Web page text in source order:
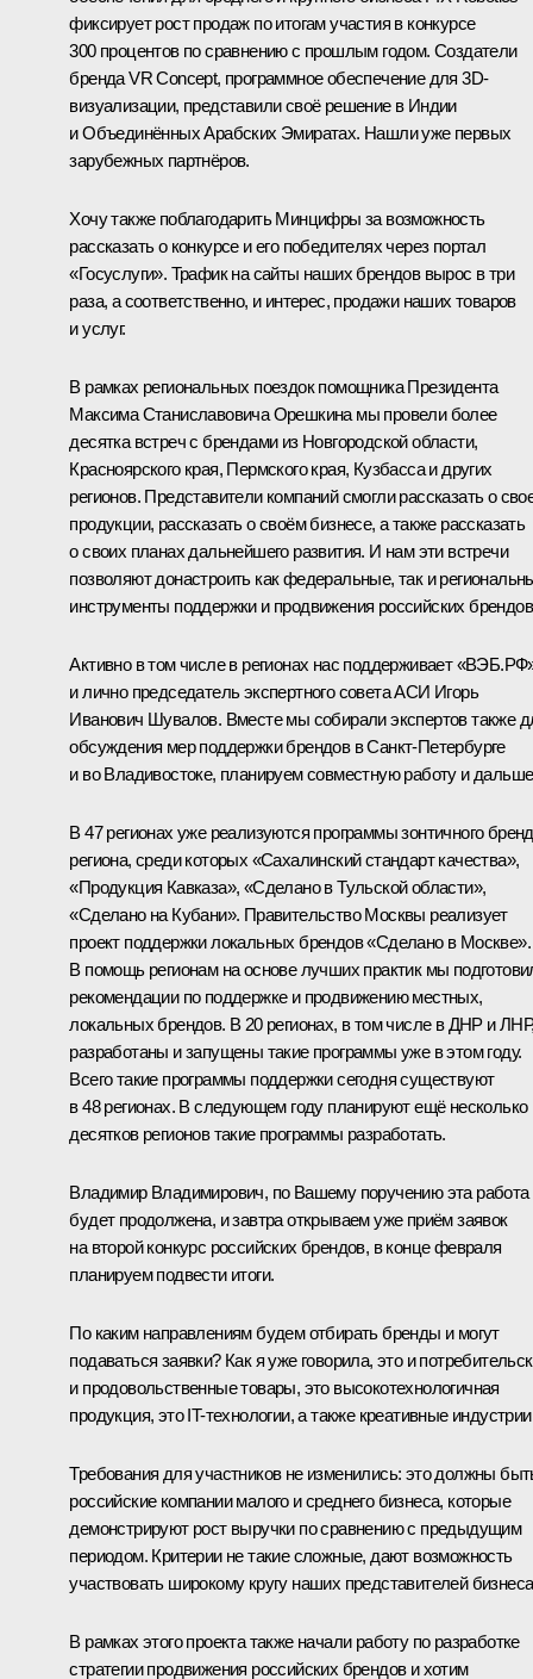
фиксирует рост продаж по итогам участия в конкурсе
300 процентов по сравнению с прошлым годом. Создатели
бренда VR Concept, программное обеспечение для 3D-
визуализации, представили своё решение в Индии
и Объединённых Арабских Эмиратах. Нашли уже первых
зарубежных партнёров.
Хочу также поблагодарить Минцифры за возможность
рассказать о конкурсе и его победителях через портал
«Госуслуги». Трафик на сайты наших брендов вырос в три
раза, а соответственно, и интерес, продажи наших товаров
и услуг.
В рамках региональных поездок помощника Президента
Максима Станиславовича Орешкина мы провели более
десятка встреч с брендами из Новгородской области,
Красноярского края, Пермского края, Кузбасса и других
регионов. Представители компаний смогли рассказать о
продукции, рассказать о своём бизнесе, а также рассказать
о своих планах дальнейшего развития. И нам эти встречи
позволяют донастроить как федеральные, так и
инструменты поддержки и продвижения российских
Активно в том числе в регионах нас поддерживает
и лично председатель экспертного совета АСИ Игорь
Иванович Шувалов. Вместе мы собирали экспертов также
обсуждения мер поддержки брендов в Санкт-Петербурге
и во Владивостоке, планируем совместную работу и
В 47 регионах уже реализуются программы зонтичного
региона, среди которых «Сахалинский стандарт качества»,
«Продукция Кавказа», «Сделано в Тульской области»,
«Сделано на Кубани». Правительство Москвы реализует
проект поддержки локальных брендов «Сделано в Москве».
В помощь регионам на основе лучших практик мы
рекомендации по поддержке и продвижению местных,
локальных брендов. В 20 регионах, в том числе в ДНР и
разработаны и запущены такие программы уже в этом году.
Всего такие программы поддержки сегодня существуют
в 48 регионах. В следующем году планируют ещё несколько
десятков регионов такие программы разработать.
Владимир Владимирович, по Вашему поручению эта работа
будет продолжена, и завтра открываем уже приём заявок
на второй конкурс российских брендов, в конце февраля
планируем подвести итоги.
По каким направлениям будем отбирать бренды и могут
подаваться заявки? Как я уже говорила, это и
и продовольственные товары, это высокотехнологичная
продукция, это IT-технологии, а также креативные
Требования для участников не изменились: это должны
российские компании малого и среднего бизнеса, которые
демонстрируют рост выручки по сравнению с предыдущим
периодом. Критерии не такие сложные, дают возможность
участвовать широкому кругу наших представителей
В рамках этого проекта также начали работу по разработке
стратегии продвижения российских брендов и хотим